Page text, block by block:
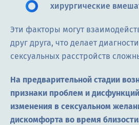
хирургические
Эти факторы могут
друг друга, что делает
сексуальных расстройств
На предварительной стадии
признаки проблем и
изменения в сексуальном
дискомфорта во время